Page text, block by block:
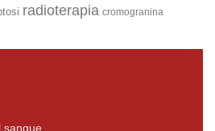
radioterapia cromogranina
sangue